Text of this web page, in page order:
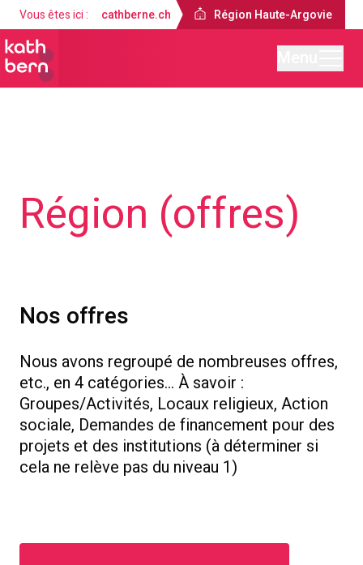
Vous êtes ici : cathberne.ch Région Haute-Argovie
Région (offres)
Nos offres
Nous avons regroupé de nombreuses offres,
etc., en 4 catégories... À savoir :
Groupes/Activités, Locaux religieux, Action
sociale, Demandes de financement pour des
projets et des institutions (à déterminer si
cela ne relève pas du niveau 1)